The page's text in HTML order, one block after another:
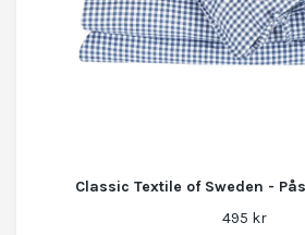
Classic Textile of Sweden -
495 kr